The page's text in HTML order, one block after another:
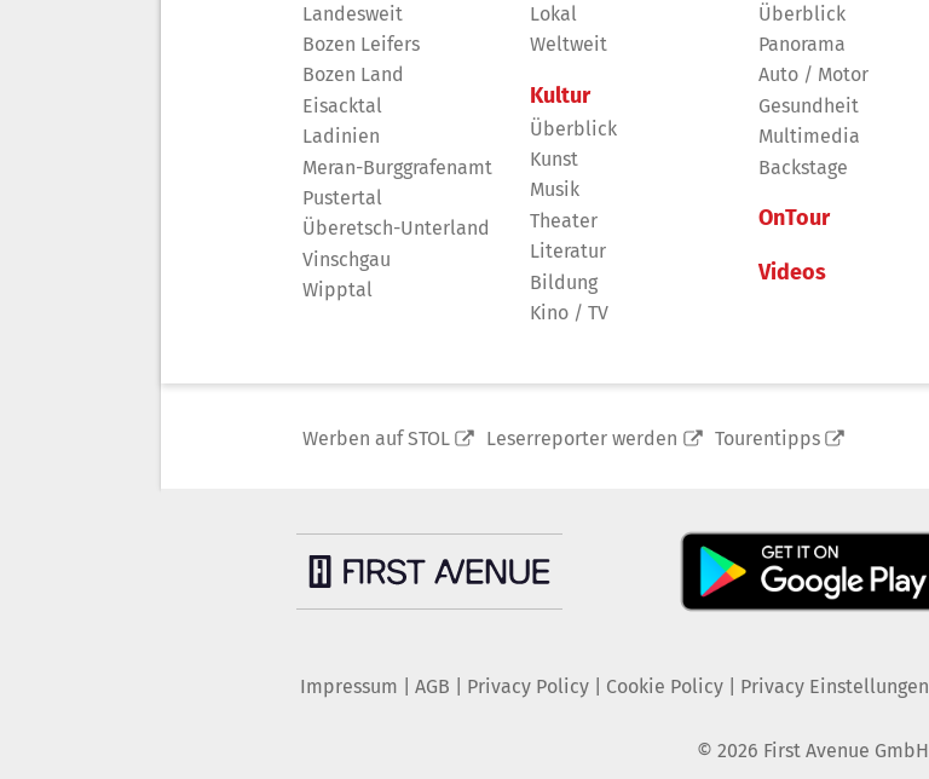
Landesweit
Bozen Leifers
Bozen Land
Eisacktal
Ladinien
Meran-Burggrafenamt
Pustertal
Überetsch-Unterland
Vinschgau
Wipptal
Lokal
Weltweit
Kultur
Überblick
Kunst
Musik
Theater
Literatur
Bildung
Kino / TV
Überblick
Panorama
Auto / Motor
Gesundheit
Multimedia
Backstage
OnTour
Videos
Werben auf STOL Leserreporter werden Tourentipps
Impressum AGB Privacy Policy| Cookie Policy| Privacy Einstellungen
© 2026 First Avenue GmbH